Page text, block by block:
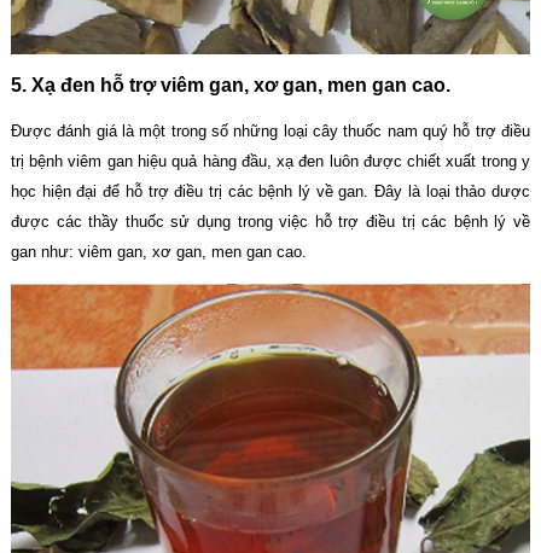
5. Xạ đen hỗ trợ viêm gan, xơ gan, men gan cao.
Được đánh giá là một trong số những loại cây thuốc nam quý hỗ trợ điều
trị bệnh viêm gan hiệu quả hàng đầu, xạ đen luôn được chiết xuất trong y
học hiện đại để hỗ trợ điều trị các bệnh lý về gan. Đây là loại thảo dược
được các thầy thuốc sử dụng trong việc hỗ trợ điều trị các bệnh lý về
gan như: viêm gan, xơ gan, men gan cao.